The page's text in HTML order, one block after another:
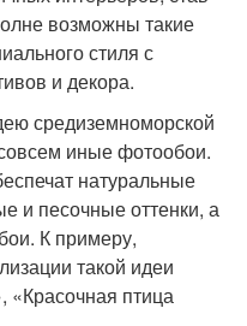
возможны такие
стиля с
и декора.
средиземноморской
иные фотообои.
натуральные
и песочные оттенки, а
К примеру,
такой идеи
птица